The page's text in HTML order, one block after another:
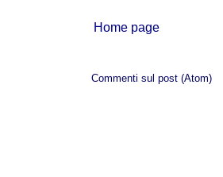
Home page
Commenti sul post (Atom)